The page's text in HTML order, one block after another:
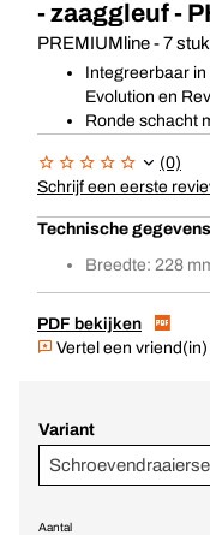
- zaaggleuf -
PREMIUMline - 7
Integreerbaar
Evolution en
Ronde schacht
(0)
Schrijf een eerste
Technische gegevens
Breedte: 228
PDF bekijken
Vertel een vriend(in)
Variant
Aantal